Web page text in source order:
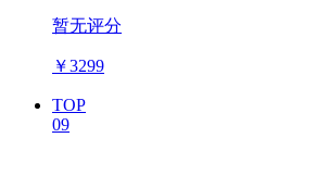
暂无评分
￥3299
TOP
09